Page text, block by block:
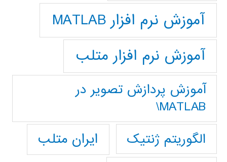
آموزش نرم افزار MATLAB
آموزش نرم افزار متلب
آموزش پردازش تصوير در
MATLAB\
الگوریتم ژنتیک
ایران متلب